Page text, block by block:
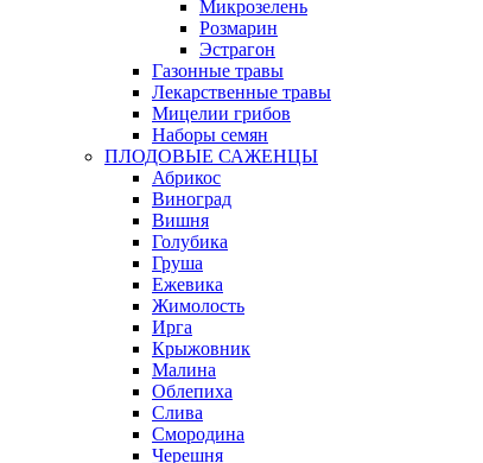
Микрозелень
Розмарин
Эстрагон
Газонные травы
Лекарственные травы
Мицелии грибов
Наборы семян
ПЛОДОВЫЕ САЖЕНЦЫ
Абрикос
Виноград
Вишня
Голубика
Груша
Ежевика
Жимолость
Ирга
Крыжовник
Малина
Облепиха
Слива
Смородина
Черешня